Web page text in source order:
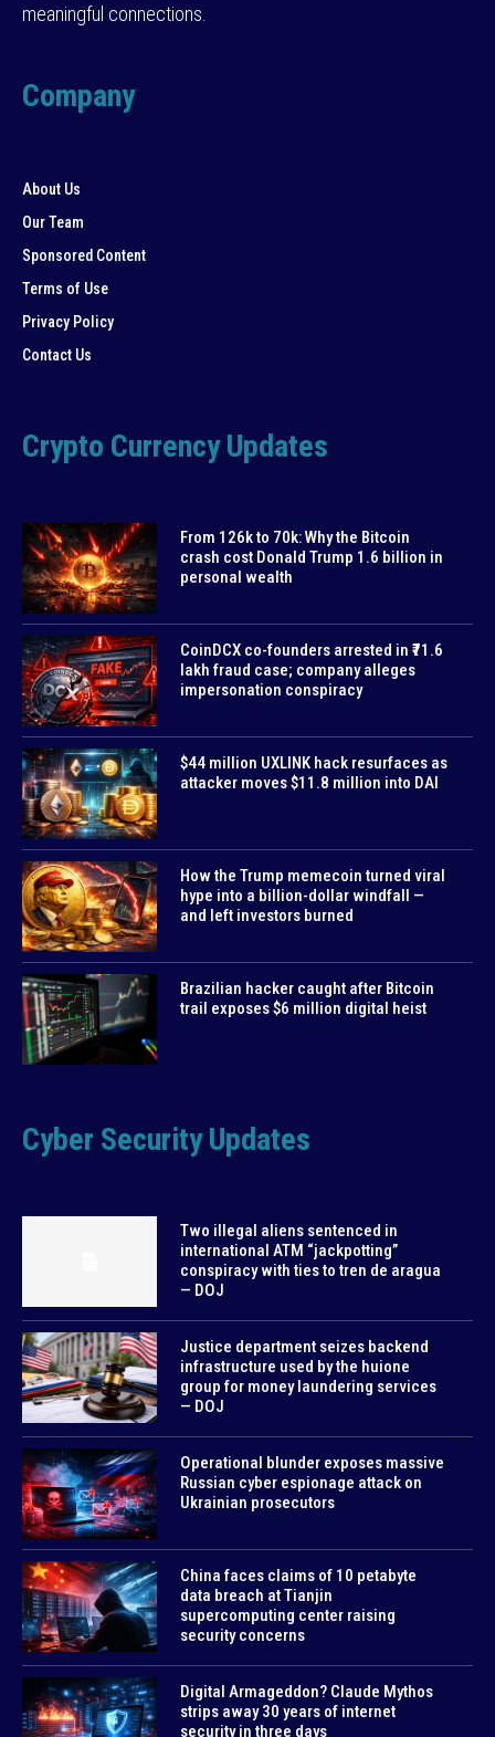
meaningful connections.
Company
About Us
Our Team
Sponsored Content
Terms of Use
Privacy Policy
Contact Us
Crypto Currency Updates
From 126k to 70k: Why the Bitcoin
crash cost Donald Trump 1.6 billion in
personal wealth
CoinDCX co-founders arrested in ₹71.6
lakh fraud case; company alleges
impersonation conspiracy
$44 million UXLINK hack resurfaces as
attacker moves $11.8 million into DAI
How the Trump memecoin turned viral
hype into a billion-dollar windfall —
and left investors burned
Brazilian hacker caught after Bitcoin
trail exposes $6 million digital heist
Cyber Security Updates
Two illegal aliens sentenced in
international ATM “jackpotting”
conspiracy with ties to tren de aragua
— DOJ
Justice department seizes backend
infrastructure used by the huione
group for money laundering services
— DOJ
Operational blunder exposes massive
Russian cyber espionage attack on
Ukrainian prosecutors
China faces claims of 10 petabyte
data breach at Tianjin
supercomputing center raising
security concerns
Digital Armageddon? Claude Mythos
strips away 30 years of internet
security in three days